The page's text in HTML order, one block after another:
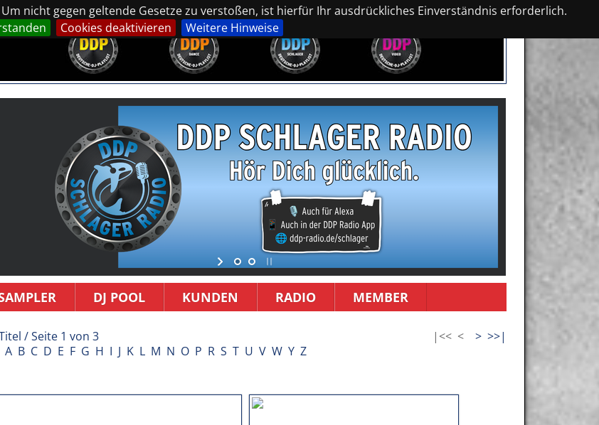
nicht gegen geltende Gesetze zu verstoßen, ist hierfür Ihr ausdrückliches Einverständnis erforderlich.
Cookies deaktivieren Weitere Hinweise
DJ POOL KUNDEN RADIO MEMBER
/ Seite 1 von 3 |<< < > >>|
A B C D E F G H I J K L M N O P R S T U V W Y Z